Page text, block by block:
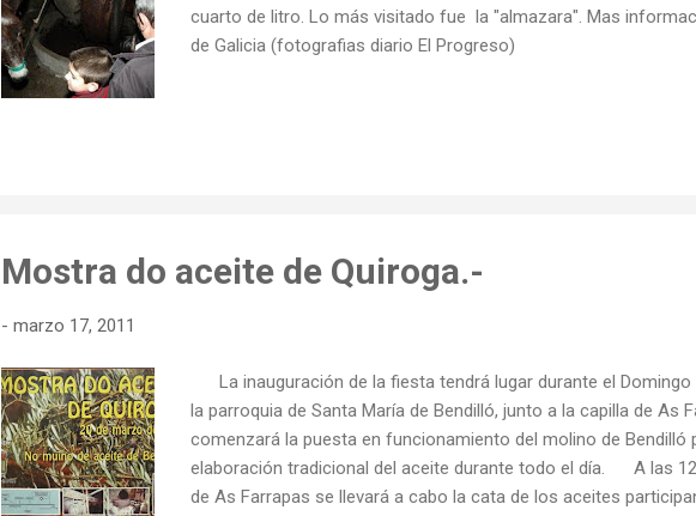
cuarto de litro. Lo más visitado fue la "almazara". Mas
de Galicia (fotografias diario El Progreso)
Mostra do aceite de Quiroga.-
- marzo 17, 2011
La inauguración de la fiesta tendrá lugar durante el Domingo
la parroquia de Santa María de Bendilló, junto a la capilla de As
comenzará la puesta en funcionamiento del molino de Bendilló
elaboración tradicional del aceite durante todo el día. A las
de As Farrapas se llevará a cabo la cata de los aceites